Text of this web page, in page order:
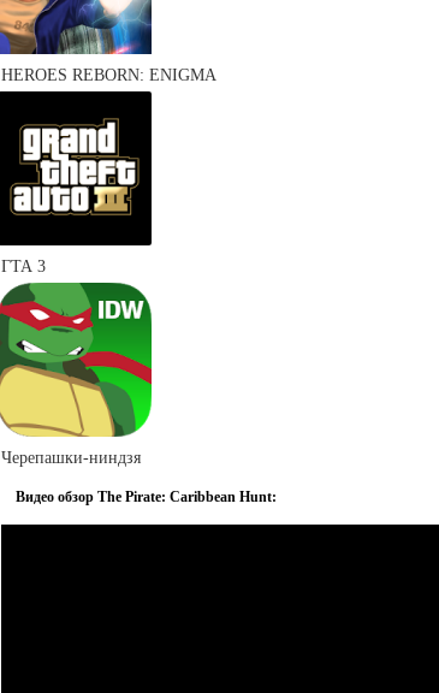
HEROES REBORN: ENIGMA
ГТА 3
Черепашки-ниндзя
Видео обзор The Pirate: Caribbean Hunt: